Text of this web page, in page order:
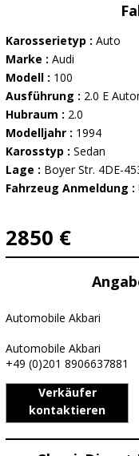
Karosserietyp : Auto
Marke : Audi
Modell : 100
Ausführung : 2.0 E
Hubraum : 2.0
Modelljahr : 1994
Karosstyp : Sedan
Lage : Boyer Str. 4DE-
Fahrzeug Anmeldung :
2850 €
Automobile Akbari
Automobile Akbari
+49 (0)201 8906637881
Verkäufer
kontaktieren